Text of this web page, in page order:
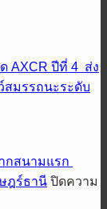
AXCR ปีที่ 4 ส่ง
สมรรถนะระดับ
กสนามแรก
ษฎร์ธานี ปิดความ